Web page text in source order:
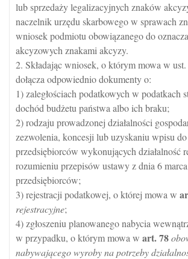
lub sprzedaży legalizacyjnych znaków
naczelnik urzędu skarbowego w sprawach
wniosek podmiotu obowiązanego do
akcyzowych znakami akcyzy.
2. Składając wniosek, o którym mowa w
dołącza odpowiednio dokumenty o:
1) zaległościach podatkowych w podatkach
dochód budżetu państwa albo ich braku;
2) rodzaju prowadzonej działalności
zezwolenia, koncesji lub uzyskaniu wpisu do
przedsiębiorców wykonujących działalność
rozumieniu przepisów ustawy z dnia 6
przedsiębiorców;
3) rejestracji podatkowej, o której mowa w
rejestracyjne;
4) zgłoszeniu planowanego nabycia
w przypadku, o którym mowa w art.78
nabywającego wyroby na potrzeby